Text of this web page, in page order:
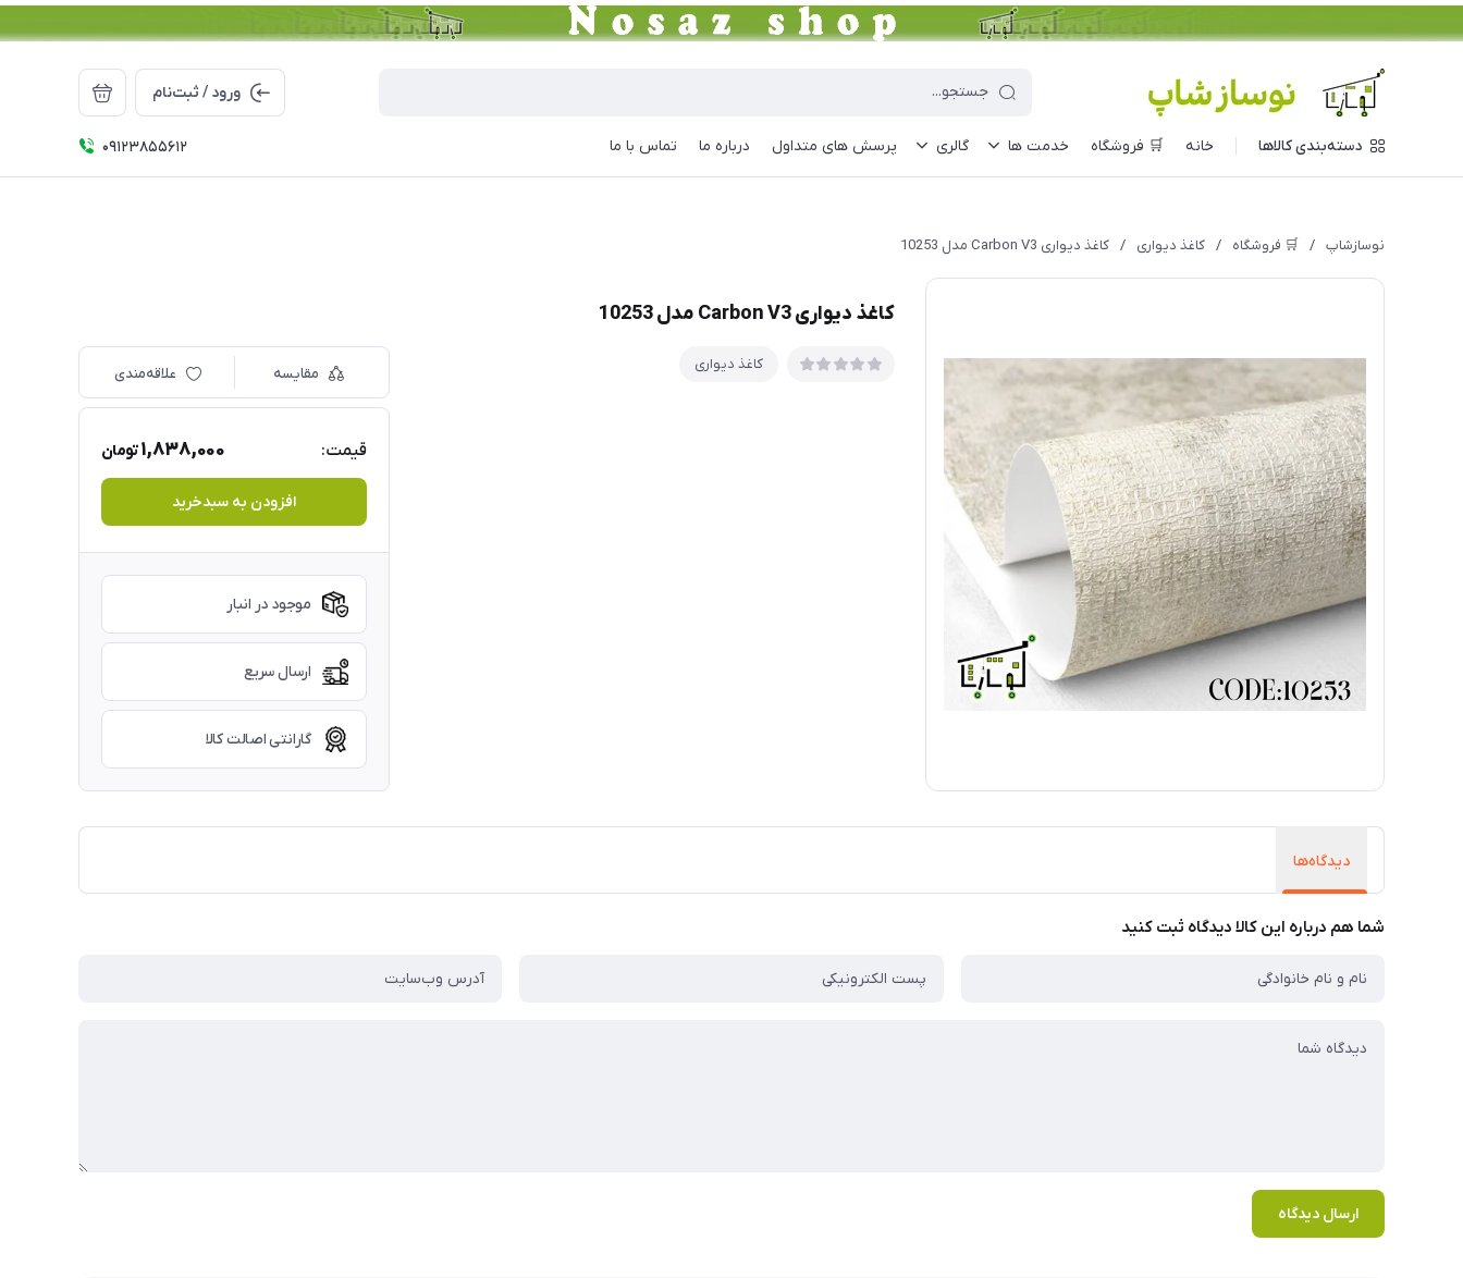
ورود / ثبت‌نام
دسته‌بندی کالاها خانه 🛒 فروشگاه خدمت ها گالری پرسش های متداول درباره ما تماس با ما 09123855612
نوسازشاپ / 🛒 فروشگاه / کاغذ دیواری / کاغذ دیواری Carbon V3 مدل 10253
کاغذ دیواری Carbon V3 مدل 10253
کاغذ دیواری
مقایسه علاقه‌مندی
قیمت: 1,838,000تومان
افزودن به سبدخرید
موجود در انبار
ارسال سریع
گارانتی اصالت کالا
دیدگاه‌ها
شما هم درباره این کالا دیدگاه ثبت کنید
ارسال دیدگاه